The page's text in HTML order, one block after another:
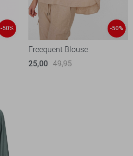
-50% -50%
Freequent Blouse
25,00 49,95